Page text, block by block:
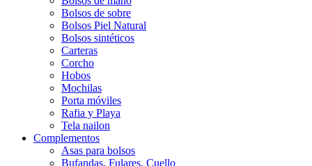
Bolsos de sobre
Bolsos Piel Natural
Bolsos sintéticos
Carteras
Corcho
Hobos
Mochilas
Porta móviles
Rafia y Playa
Tela nailon
Complementos
Asas para bolsos
Bufandas, Fulares, Cuello